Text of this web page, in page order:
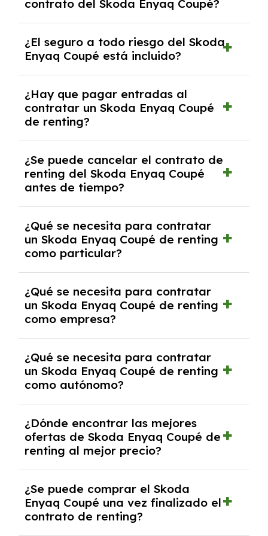
30,000 km anuales. Si excedes ese límite,
puede haber un cargo adicional.
contrato del Skoda Enyaq Coupé?
coche, renovarlo por uno nuevo o, en algunos
casos, comprarlo a un precio previamente
acordado.
¿El seguro a todo riesgo del Skoda
Enyaq Coupé está incluido?
Enyaq Coupé con el seguro a todo riesgo sin
franquicia incluido dentro de las cuotas
mensuales.
¿Hay que pagar entradas al
contratar un Skoda Enyaq Coupé
de renting?
tendrás que pagar ningún tipo de entrada
salvo en casos que lo exija el proveedor
debido al resultado del estudio de viabilidad
económica.
¿Se puede cancelar el contrato de
renting del Skoda Enyaq Coupé
antes de tiempo?
pero puede haber penalizaciones por
cancelación anticipada. Es importante revisar
las condiciones del contrato y hablar con un
experto que te asesore.
¿Qué se necesita para contratar
un Skoda Enyaq Coupé de renting
como particular?
y, en algunos casos, una consulta de solvencia
crediticia y un pago inicial.
¿Qué se necesita para contratar
un Skoda Enyaq Coupé de renting
como empresa?
documentación financiera y, en algunos
casos, un informe de solvencia de la empresa
y un pago inicial.
¿Qué se necesita para contratar
un Skoda Enyaq Coupé de renting
como autónomo?
autónomos, justificante de ingresos y, en
algunos casos, un informe fiscal y un pago
inicial.
¿Dónde encontrar las mejores
ofertas de Skoda Enyaq Coupé de
renting al mejor precio?
mejores ofertas de vehículos de renting con
todos los gastos incluidos y sin pagar
entradas.
¿Se puede comprar el Skoda
Enyaq Coupé una vez finalizado el
contrato de renting?